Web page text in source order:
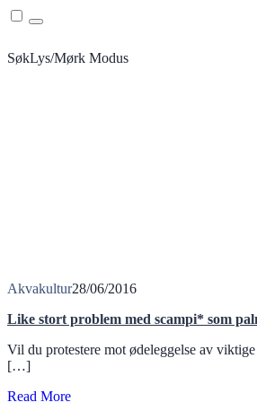
Menu
SøkLys/Mørk Modus
Akvakultur28/06/2016
Like stort problem med scampi* som
Vil du protestere mot ødeleggelse av
[…]
Read More